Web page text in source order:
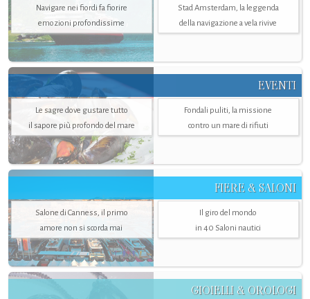
Navigare nei fiordi fa fiorire
emozioni profondissime
Stad Amsterdam, la leggenda
della navigazione a vela rivive
EVENTI
Le sagre dove gustare tutto
il sapore più profondo del mare
Fondali puliti, la missione
contro un mare di rifiuti
FIERE & SALONI
Salone di Canness, il primo
amore non si scorda mai
Il giro del mondo
in 40 Saloni nautici
GIOIELLI & OROLOGI